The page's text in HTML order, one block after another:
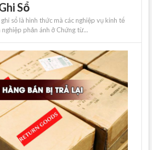
Sổ
sổ là hình thức mà các nghiệp vụ kinh tế
phản ánh ở Chứng từ...